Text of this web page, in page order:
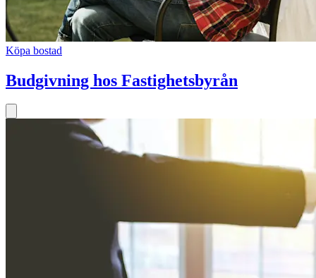
Köpa bostad
Budgivning hos Fastighetsbyrån